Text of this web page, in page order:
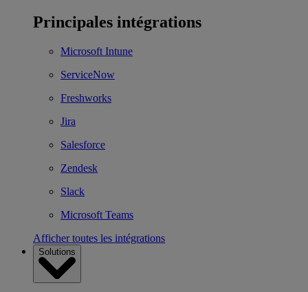
Principales intégrations
Microsoft Intune
ServiceNow
Freshworks
Jira
Salesforce
Zendesk
Slack
Microsoft Teams
Afficher toutes les intégrations
Solutions